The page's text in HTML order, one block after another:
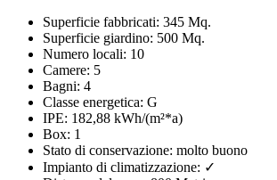
Superficie fabbricati: 345 Mq.
Superficie giardino: 500 Mq.
Numero locali: 10
Camere: 5
Bagni: 4
Classe energetica: G
IPE: 182,88 kWh/(m²*a)
Box: 1
Stato di conservazione: molto buono
Impianto di climatizzazione: ✓